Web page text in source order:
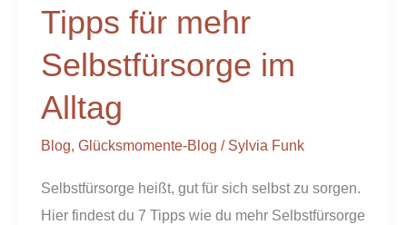
Tipps für mehr
Selbstfürsorge im
Alltag
Blog, Glücksmomente-Blog / Sylvia Funk
Selbstfürsorge heißt, gut für sich selbst zu sorgen.
Hier findest du 7 Tipps wie du mehr Selbstfürsorge
Selbstfürsorge
im